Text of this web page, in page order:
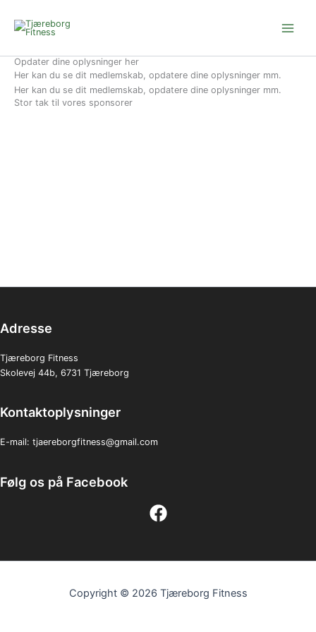
indholdet
Opdater dine oplysninger her
Her kan du se dit medlemskab, opdatere dine oplysninger mm.
Her kan du se dit medlemskab, opdatere dine oplysninger mm.
Stor tak til vores sponsorer
Adresse
Tjæreborg Fitness
Skolevej 44b, 6731 Tjæreborg
Kontaktoplysninger
E-mail: tjaereborgfitness@gmail.com
Følg os på Facebook
Copyright © 2026 Tjæreborg Fitness